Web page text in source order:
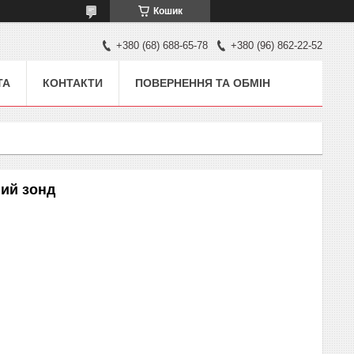
Кошик
+380 (68) 688-65-78 +380 (96) 862-22-52
КОНТАКТИ ПОВЕРНЕННЯ ТА ОБМІН
зонд